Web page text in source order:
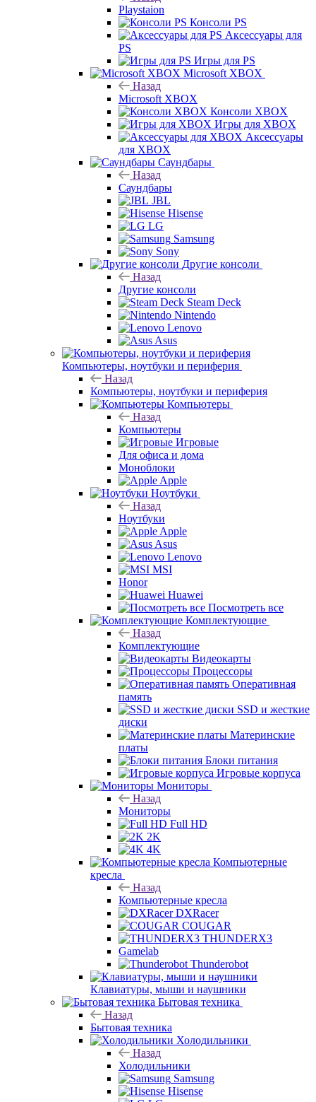
Playstaion
Консоли PS
Аксессуары для
PS
Игры для PS
Microsoft XBOX
Назад
Microsoft XBOX
Консоли XBOX
Игры для XBOX
Аксессуары
для XBOX
Саундбары
Назад
Саундбары
JBL
Hisense
LG
Samsung
Sony
Другие консоли
Назад
Другие консоли
Steam Deck
Nintendo
Lenovo
Asus
Компьютеры, ноутбуки и периферия
Назад
Компьютеры, ноутбуки и периферия
Компьютеры
Назад
Компьютеры
Игровые
Для офиса и дома
Моноблоки
Apple
Ноутбуки
Назад
Ноутбуки
Apple
Asus
Lenovo
MSI
Honor
Huawei
Посмотреть все
Комплектующие
Назад
Комплектующие
Видеокарты
Процессоры
Оперативная
память
SSD и жесткие
диски
Материнские
платы
Блоки питания
Игровые корпуса
Мониторы
Назад
Мониторы
Full HD
2K
4K
Компьютерные
кресла
Назад
Компьютерные кресла
DXRacer
COUGAR
THUNDERX3
Gamelab
Thunderobot
Клавиатуры, мыши и наушники
Бытовая техника
Назад
Бытовая техника
Холодильники
Назад
Холодильники
Samsung
Hisense